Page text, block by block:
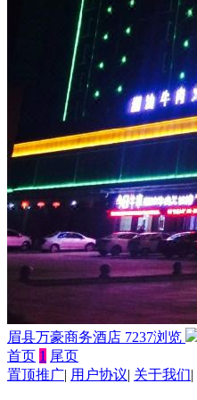
眉县万豪商务酒店 7237浏览
首页 1 尾页
置顶推广| 用户协议| 关于我们|